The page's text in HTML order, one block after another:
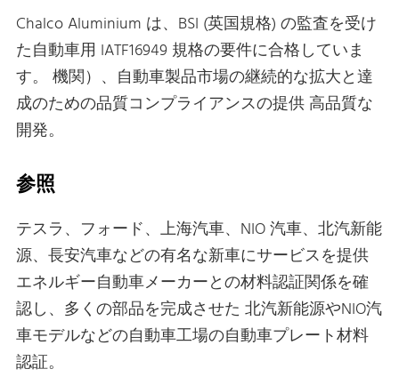
Chalco Aluminium は、BSI (英国規格) の監査を受け
た自動車用 IATF16949 規格の要件に合格していま
す。 機関）、自動車製品市場の継続的な拡大と達
成のための品質コンプライアンスの提供 高品質な
開発。
参照
テスラ、フォード、上海汽車、NIO 汽車、北汽新能
源、長安汽車などの有名な新車にサービスを提供
エネルギー自動車メーカーとの材料認証関係を確
認し、多くの部品を完成させた 北汽新能源やNIO汽
車モデルなどの自動車工場の自動車プレート材料
認証。